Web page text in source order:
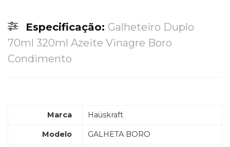
Especificação: Galheteiro Duplo
70ml 320ml Azeite Vinagre Boro
Condimento
Marca Haüskraft
Modelo GALHETA BORO